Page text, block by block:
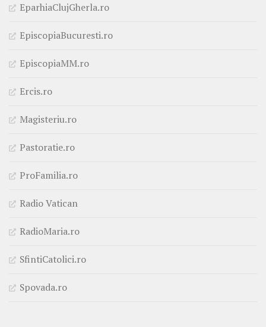
EparhiaClujGherla.ro
EpiscopiaBucuresti.ro
EpiscopiaMM.ro
Ercis.ro
Magisteriu.ro
Pastoratie.ro
ProFamilia.ro
Radio Vatican
RadioMaria.ro
SfintiCatolici.ro
Spovada.ro